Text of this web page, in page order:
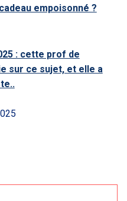
empoisonné ?
: cette prof de
sur ce sujet, et elle a